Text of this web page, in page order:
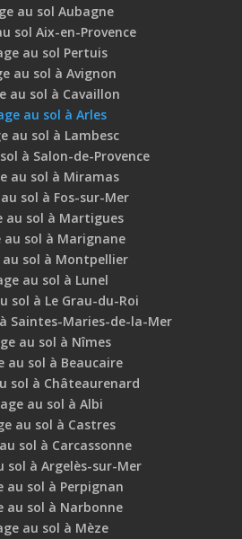
au sol Aubagne
sol Aix-en-Provence
au sol Pertuis
au sol à Avignon
au sol à Cavaillon
au sol à Arles
au sol à Lambesc
à Salon-de-Provence
au sol à Miramas
sol à Fos-sur-Mer
au sol à Martigues
au sol à Marignane
sol à Montpellier
au sol à Lunel
sol à Le Grau-du-Roi
Saintes-Maries-de-la-Mer
au sol à Nîmes
au sol à Beaucaire
sol à Châteaurenard
au sol à Albi
au sol à Castres
sol à Carcassonne
sol à Argelès-sur-Mer
au sol à Perpignan
au sol à Narbonne
au sol à Mèze